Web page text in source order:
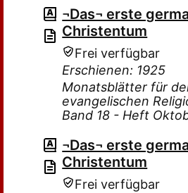
¬Das¬ erste
Christentum
Frei verfügbar
Erschienen: 1925
Monatsblätter für
evangelischen
Band 18 - Heft
¬Das¬ erste
Christentum
Frei verfügbar